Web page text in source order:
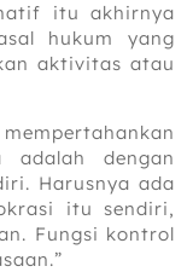
itu akhirnya
hukum yang
aktivitas atau
adalah dengan
Harusnya ada
itu sendiri,
Fungsi kontrol